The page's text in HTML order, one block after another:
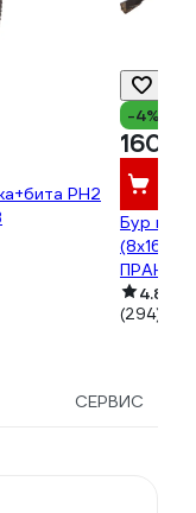
PH2
-4%
160 ₽
Бур по
(8х160
4.8
(294)
СЕРВИС